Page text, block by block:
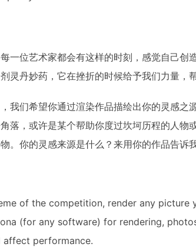
一位艺术家都会有这样的时刻，感觉自己创
灵丹妙药，它在挫折的时候给予我们力量，
我们希望你通过渲染作品描绘出你的灵感之
落，或许是某个帮助你度过坎坷历程的人物
。你的灵感来源是什么？来用你的作品告诉
of the competition, render any picture
(for any software) for rendering,
performance.